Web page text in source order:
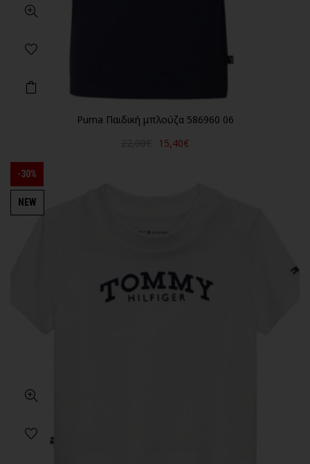
Puma Παιδική μπλούζα 586960 06
15,40€
-30%
NEW